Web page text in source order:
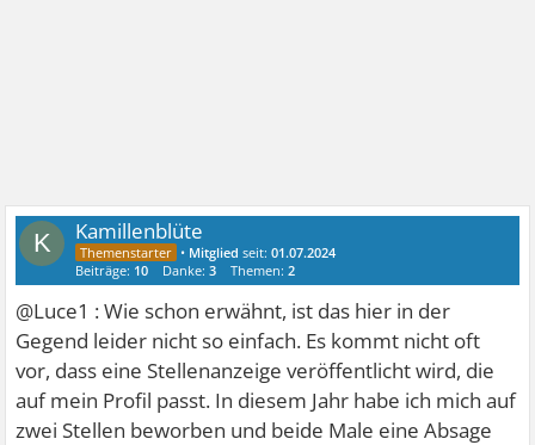
K Kamillenblüte
• Mitglied seit:01.07.2024
Beiträge: 10 Danke:3 Themen:2
@Luce1 : Wie schon erwähnt, ist das hier in der
Gegend leider nicht so einfach. Es kommt nicht oft
vor, dass eine Stellenanzeige veröffentlicht wird, die
auf mein Profil passt. In diesem Jahr habe ich mich auf
zwei Stellen beworben und beide Male eine Absage